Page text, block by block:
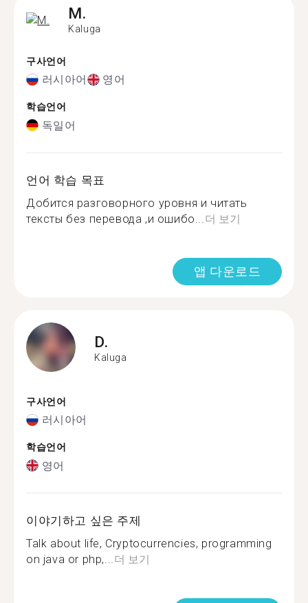
M.
Kaluga
구사언어
러시아어 영어
학습언어
독일어
언어 학습 목표
Добится разговорного уровня и читать
тексты без перевода ,и ошибо... 더 보기
앱 다운로드
D.
Kaluga
구사언어
러시아어
학습언어
영어
이야기하고 싶은 주제
Talk about life, Cryptocurrencies, programming
on java or php,... 더 보기